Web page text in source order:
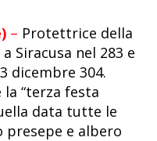
– Protettrice della
Siracusa nel 283 e
dicembre 304.
“terza festa
data tutte le
e albero